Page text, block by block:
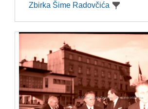
Zbirka Šime Radovčića